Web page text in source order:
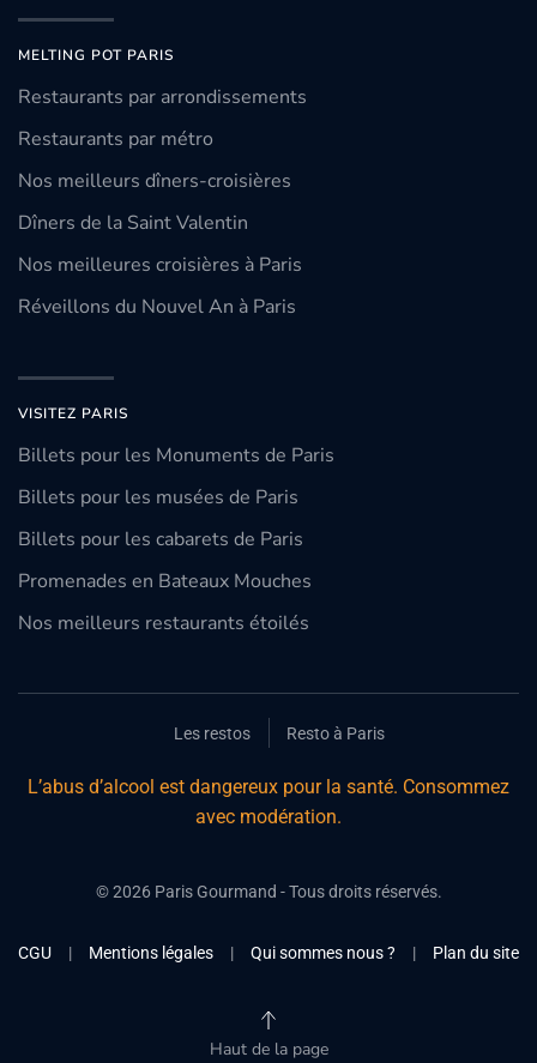
MELTING POT PARIS
Restaurants par arrondissements
Restaurants par métro
Nos meilleurs dîners-croisières
Dîners de la Saint Valentin
Nos meilleures croisières à Paris
Réveillons du Nouvel An à Paris
VISITEZ PARIS
Billets pour les Monuments de Paris
Billets pour les musées de Paris
Billets pour les cabarets de Paris
Promenades en Bateaux Mouches
Nos meilleurs restaurants étoilés
Les restos Resto à Paris
L’abus d’alcool est dangereux pour la santé. Consommez
avec modération.
©2026Paris Gourmand - Tous droits réservés.
CGU | Mentions légales | Qui sommes nous ? | Plan du site
Haut de la page